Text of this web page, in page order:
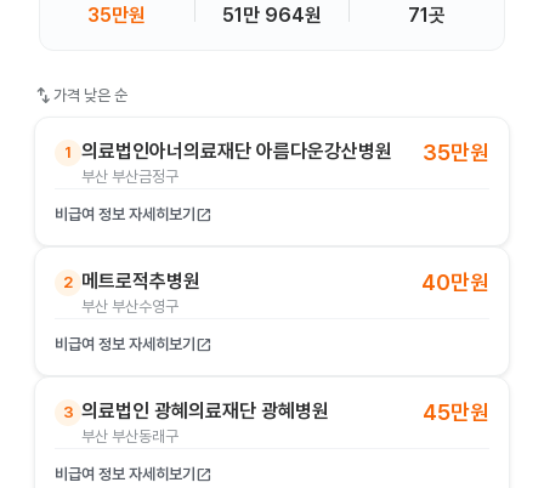
35만원 51만 964원 71곳
swap_vert 가격 낮은 순
1 의료법인아너의료재단 아름다운강산병원
부산 부산금정구
35만원
비급여 정보 자세히보기 open_in_new
2 메트로적추병원
부산 부산수영구
40만원
비급여 정보 자세히보기 open_in_new
3 의료법인 광혜의료재단 광혜병원
부산 부산동래구
45만원
비급여 정보 자세히보기 open_in_new